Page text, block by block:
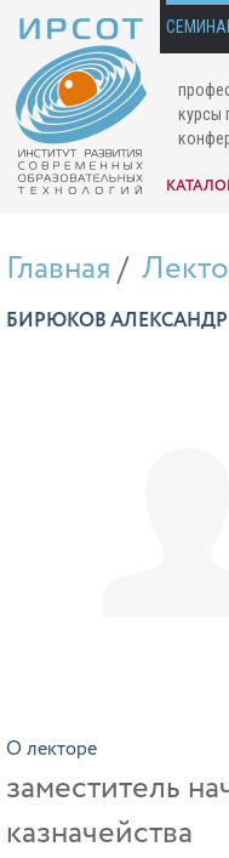
курсы
Главная
БИРЮКОВ
О лекторе
заместитель
казначейства